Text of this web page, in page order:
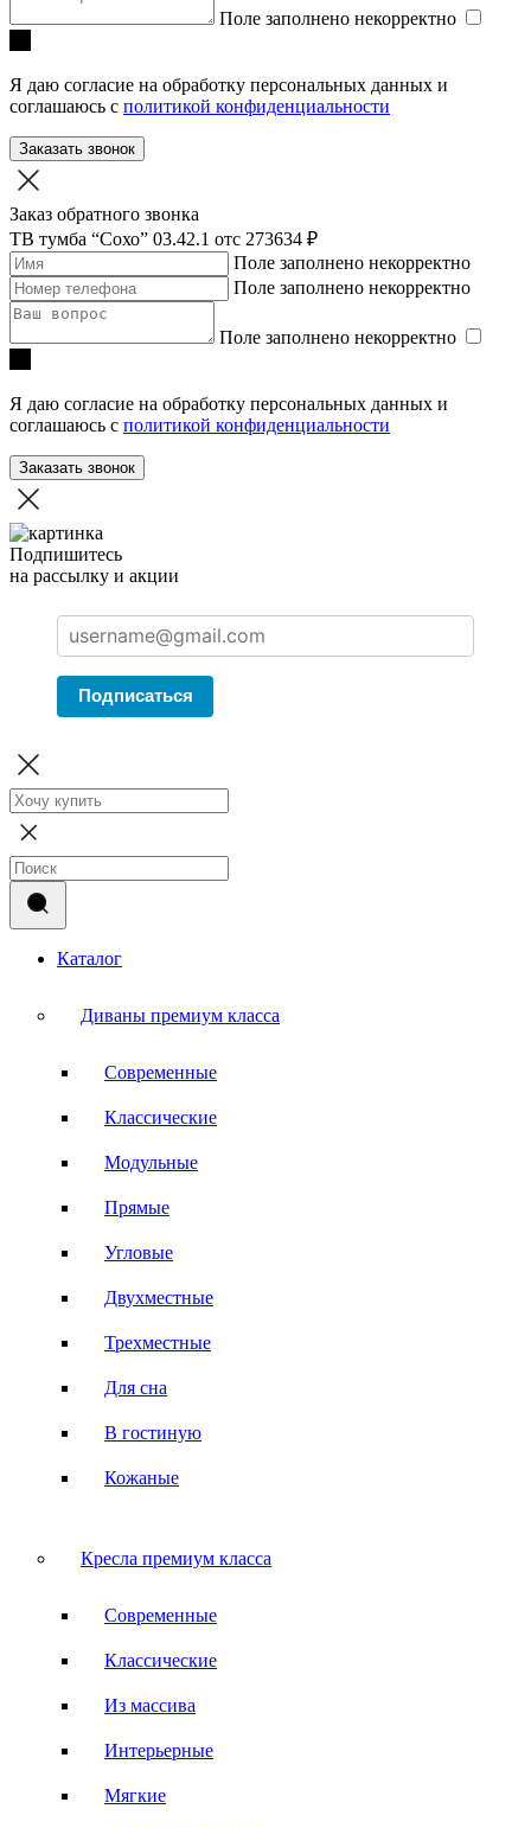
Поле заполнено некорректно
Я даю согласие на обработку персональных данных и
соглашаюсь с политикой конфиденциальности
Заказать звонок
Заказ обратного звонка
ТВ тумба “Сохо” 03.42.1 отc 273634 ₽
Поле заполнено некорректно
Поле заполнено некорректно
Поле заполнено некорректно
Я даю согласие на обработку персональных данных и
соглашаюсь с политикой конфиденциальности
Заказать звонок
Подпишитесь
на рассылку и акции
Подписаться
Каталог
Диваны премиум класса
Современные
Классические
Модульные
Прямые
Угловые
Двухместные
Трехместные
Для сна
В гостиную
Кожаные
Кресла премиум класса
Современные
Классические
Из массива
Интерьерные
Мягкие